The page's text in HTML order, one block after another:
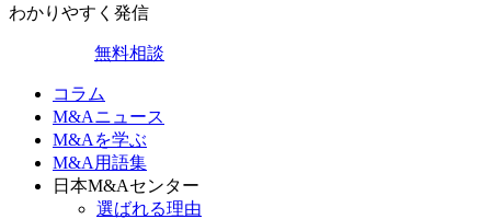
わかりやすく発信
無料相談
コラム
M&Aニュース
M&Aを学ぶ
M&A用語集
日本M&Aセンター
選ばれる理由